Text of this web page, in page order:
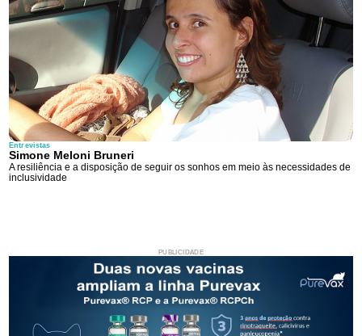
Entrevistas
Simone Meloni Bruneri
A resiliência e a disposição de seguir os sonhos em meio às necessidades de
inclusividade
PUBLICIDADE